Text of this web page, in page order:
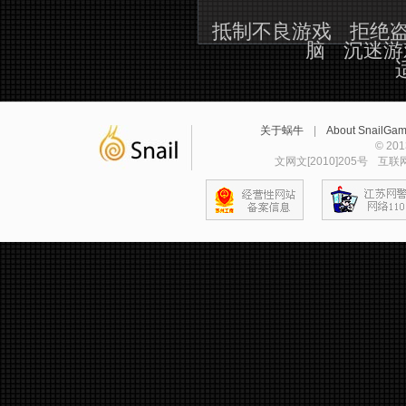
抵制不良游戏
拒绝
脑
沉迷
关于蜗牛
About
©
文网文[2010]205号
互联